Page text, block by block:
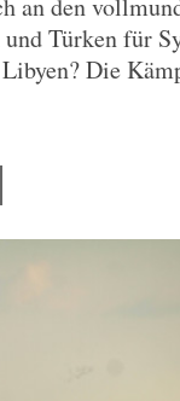
an den
Türken für
Die